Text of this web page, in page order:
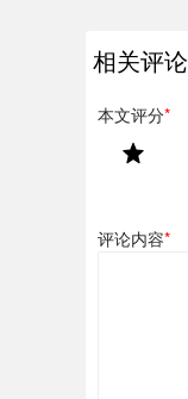
相关评论
本文评分*
评论内容*